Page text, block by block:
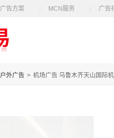
广告方案 MCN服务 广告
户外广告 > 机场广告 乌鲁木齐天山国际